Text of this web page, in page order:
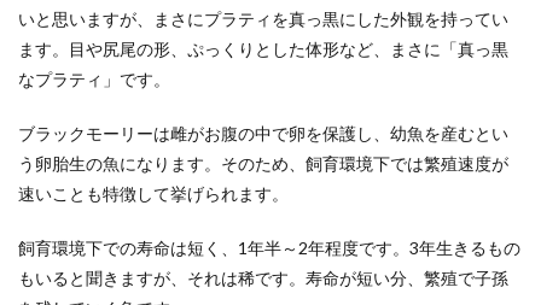
いと思いますが、まさにプラティを真っ黒にした外観を持ってい
ます。目や尻尾の形、ぷっくりとした体形など、まさに「真っ黒
なプラティ」です。
ブラックモーリーは雌がお腹の中で卵を保護し、幼魚を産むとい
う卵胎生の魚になります。そのため、飼育環境下では繁殖速度が
速いことも特徴して挙げられます。
飼育環境下での寿命は短く、1年半～2年程度です。3年生きるもの
もいると聞きますが、それは稀です。寿命が短い分、繁殖で子孫